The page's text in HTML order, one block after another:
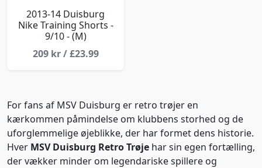
2013-14 Duisburg
Nike Training Shorts -
9/10 - (M)
209 kr / £23.99
For fans af MSV Duisburg er retro trøjer en
kærkommen påmindelse om klubbens storhed og de
uforglemmelige øjeblikke, der har formet dens historie.
Hver MSV Duisburg Retro Trøje har sin egen fortælling,
der vækker minder om legendariske spillere og